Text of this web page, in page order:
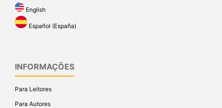
English
Español (España)
INFORMAÇÕES
Para Leitores
Para Autores